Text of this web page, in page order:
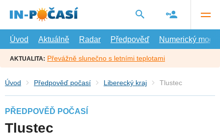
hlavní
Úvod
Aktuálně Radar Předpověď Numerický model
AKTUALITA: Převážně slunečno s letními teplotami
Úvod Předpověď počasí Liberecký kraj Tlustec
PŘEDPOVĚĎ POČASÍ
Tlustec